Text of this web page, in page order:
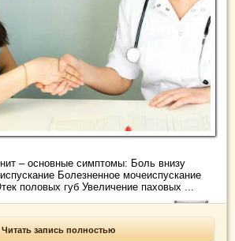
– основные симптомы: Боль внизу
Болезненное мочеиспускание
половых губ Увеличение паховых ...
Читать запись полностью